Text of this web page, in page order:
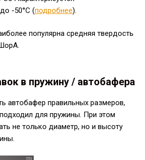
-50°C (подробнее).
популярна средняя твердость
в пружину / автобафера
автобафер правильных размеров,
для пружины. При этом
не только диаметр, но и высоту